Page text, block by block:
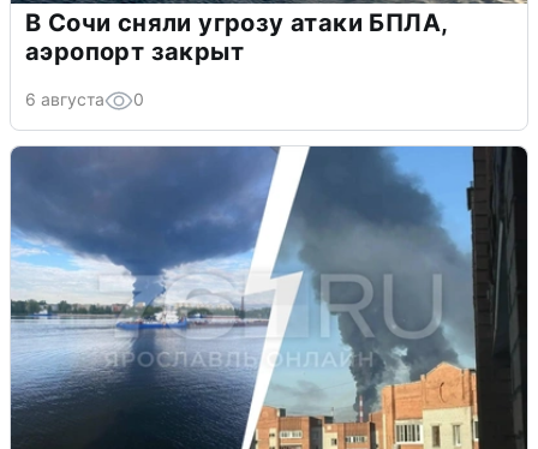
В Сочи сняли угрозу атаки БПЛА,
аэропорт закрыт
6 августа 0